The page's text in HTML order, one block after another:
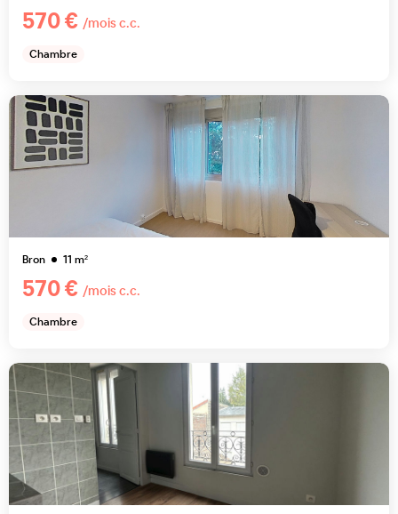
570 € /mois c.c.
Chambre
Bron 11 m²
570 € /mois c.c.
Chambre